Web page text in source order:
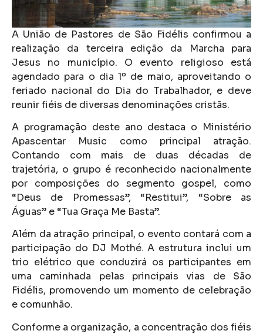
A União de Pastores de São Fidélis confirmou a
realização da terceira edição da Marcha para
Jesus no município. O evento religioso está
agendado para o dia 1º de maio, aproveitando o
feriado nacional do Dia do Trabalhador, e deve
reunir fiéis de diversas denominações cristãs.
A programação deste ano destaca o Ministério
Apascentar Music como principal atração.
Contando com mais de duas décadas de
trajetória, o grupo é reconhecido nacionalmente
por composições do segmento gospel, como
“Deus de Promessas”, “Restitui”, “Sobre as
Águas” e “Tua Graça Me Basta”.
Além da atração principal, o evento contará com a
participação do DJ Mothé. A estrutura inclui um
trio elétrico que conduzirá os participantes em
uma caminhada pelas principais vias de São
Fidélis, promovendo um momento de celebração
e comunhão.
Conforme a organização, a concentração dos fiéis